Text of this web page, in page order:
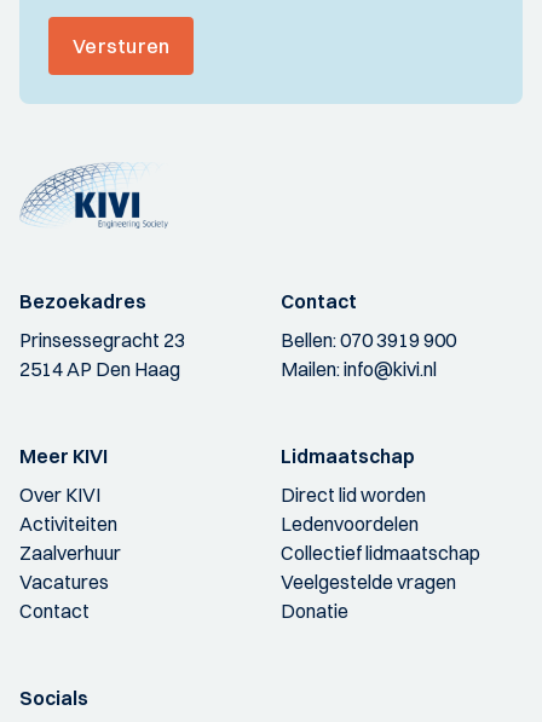
Versturen
Bezoekadres
Prinsessegracht 23
2514 AP Den Haag
Contact
Bellen:070 3919 900
Mailen:info@kivi.nl
Meer KIVI
Over KIVI
Activiteiten
Zaalverhuur
Vacatures
Contact
Lidmaatschap
Direct lid worden
Ledenvoordelen
Collectief lidmaatschap
Veelgestelde vragen
Donatie
Socials